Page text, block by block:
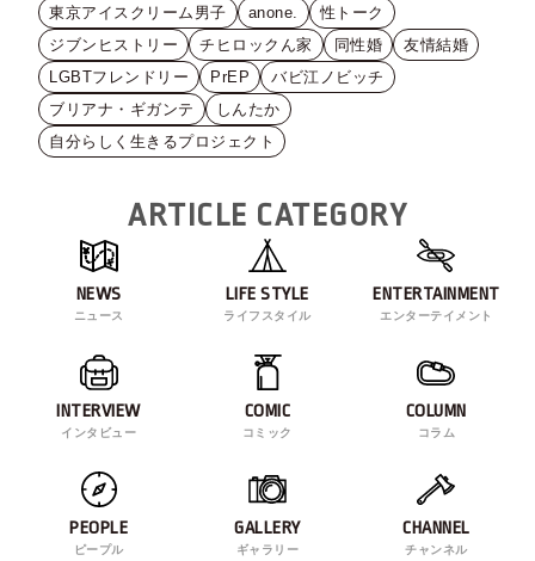
東京アイスクリーム男子
anone.
性トーク
ジブンヒストリー
チヒロックん家 同性婚
友情結婚
LGBTフレンドリー
PrEP
バビ江ノビッチ
ブリアナ・ギガンテ
しんたか
自分らしく生きるプロジェクト
ARTICLE CATEGORY
NEWS
ニュース
LIFE STYLE
ライフスタイル
ENTERTAINMENT
エンターテイメント
INTERVIEW
インタビュー
COMIC
コミック
COLUMN
コラム
PEOPLE
ピープル
GALLERY
ギャラリー
CHANNEL
チャンネル